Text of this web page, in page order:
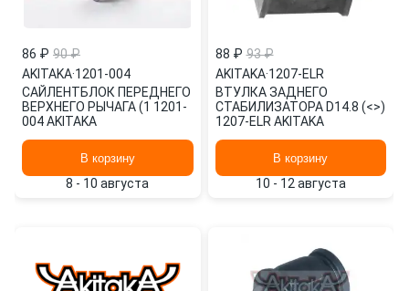
86 ₽ 90 ₽
AKITAKA·1201-004
САЙЛЕНТБЛОК ПЕРЕДНЕГО
ВЕРХНЕГО РЫЧАГА (1 1201-
004 AKITAKA
В корзину
8 - 10 августа
88 ₽ 93 ₽
AKITAKA·1207-ELR
ВТУЛКА ЗАДНЕГО
СТАБИЛИЗАТОРА D14.8 (<>)
1207-ELR AKITAKA
В корзину
10 - 12 августа